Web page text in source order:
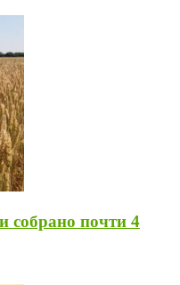
собрано почти 4